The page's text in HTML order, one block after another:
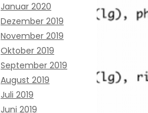
Januar 2020
Dezember 2019
November 2019
Oktober 2019
September 2019
August 2019
Juli 2019
Juni 2019